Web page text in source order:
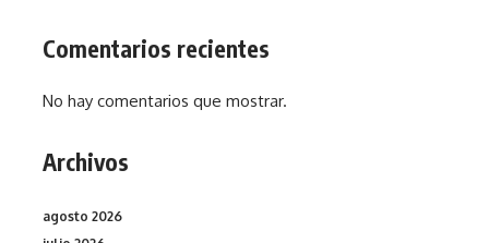
Comentarios recientes
No hay comentarios que mostrar.
Archivos
agosto 2026